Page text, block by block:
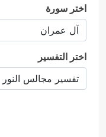
اختر سورة
اختر التفسير